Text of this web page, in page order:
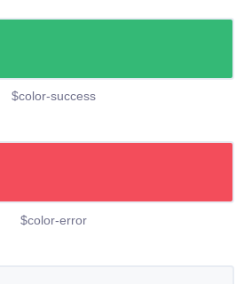
$color-success
$color-error